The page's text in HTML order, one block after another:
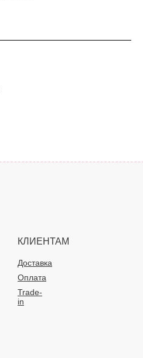
КЛИЕНТАМ
Доставка
Оплата
Trade-
in